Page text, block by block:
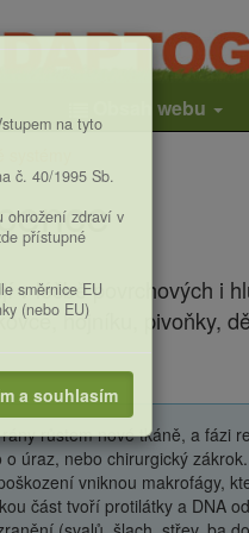
Obsah webu
v léčbě povrchových i
hojníku, pivoňky,
růstem nové tkáně, a fázi
úraz, nebo chirurgický
vniknou makrofágy,
část tvoří protilátky a DNA
na tyto
č. 40/1995 Sb.
ohrožení zdraví v
přístupné
směrnice EU
(nebo EU)
a souhlasím